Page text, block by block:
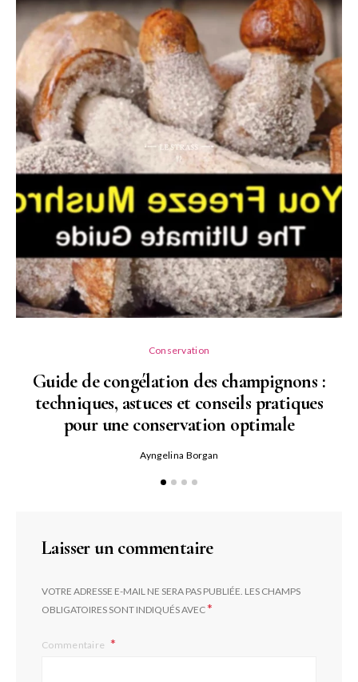
Conservation
Guide de congélation des champignons :
techniques, astuces et conseils pratiques
pour une conservation optimale
Ayngelina Borgan
Laisser un commentaire
VOTRE ADRESSE E-MAIL NE SERA PAS PUBLIÉE. LES CHAMPS
OBLIGATOIRES SONT INDIQUÉS AVEC*
Commentaire